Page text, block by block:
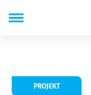
PROJEKT